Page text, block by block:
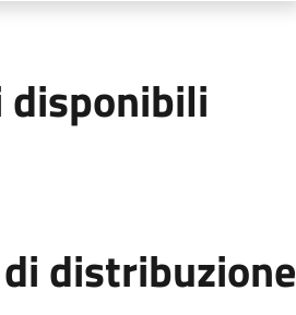
disponibili
distribuzione